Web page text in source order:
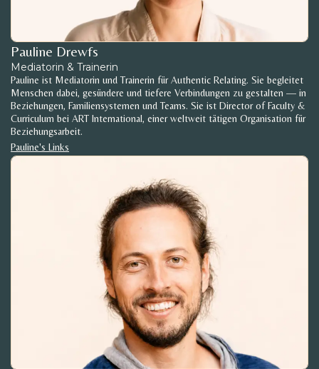
Pauline Drewfs
Mediatorin & Trainerin
Pauline ist Mediatorin und Trainerin für Authentic Relating. Sie begleitet
Menschen dabei, gesündere und tiefere Verbindungen zu gestalten — in
Beziehungen, Familiensystemen und Teams. Sie ist Director of Faculty &
Curriculum bei ART International, einer weltweit tätigen Organisation für
Beziehungsarbeit.
Pauline's Links